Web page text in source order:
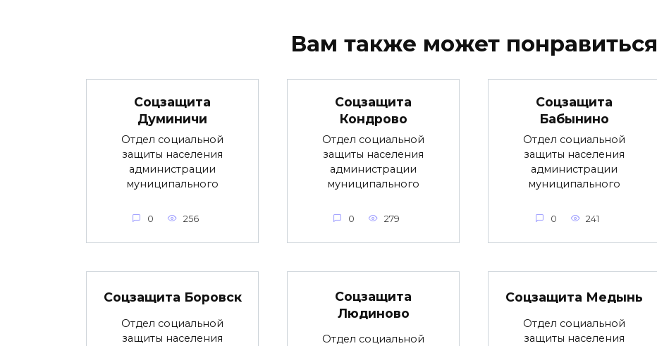
Вам также может понравиться
Соцзащита
Думиничи
Отдел социальной
защиты населения
администрации
муниципального
0 256
Соцзащита
Кондрово
Отдел социальной
защиты населения
администрации
муниципального
0 279
Соцзащита
Бабынино
Отдел социальной
защиты населения
администрации
муниципального
0 241
Соцзащита Боровск
Отдел социальной
защиты населения
Соцзащита
Людиново
Отдел социальной
Соцзащита Медынь
Отдел социальной
защиты населения